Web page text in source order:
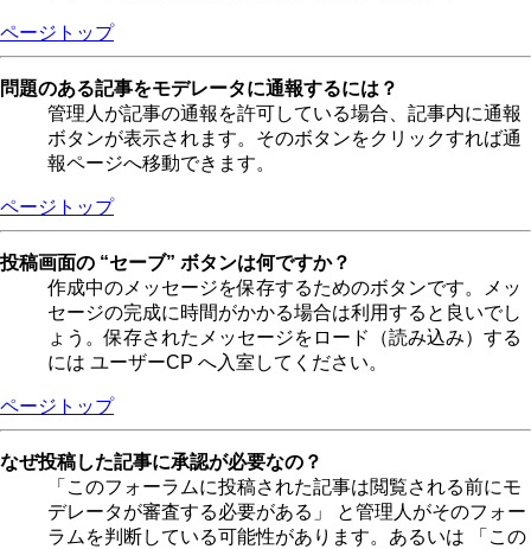
ページトップ
問題のある記事をモデレータに通報するには？
管理人が記事の通報を許可している場合、記事内に通報
ボタンが表示されます。そのボタンをクリックすれば通
報ページへ移動できます。
ページトップ
投稿画面の “セーブ” ボタンは何ですか？
作成中のメッセージを保存するためのボタンです。メッ
セージの完成に時間がかかる場合は利用すると良いでし
ょう。保存されたメッセージをロード（読み込み）する
には ユーザーCP へ入室してください。
ページトップ
なぜ投稿した記事に承認が必要なの？
「このフォーラムに投稿された記事は閲覧される前にモ
デレータが審査する必要がある」 と管理人がそのフォー
ラムを判断している可能性があります。あるいは 「この